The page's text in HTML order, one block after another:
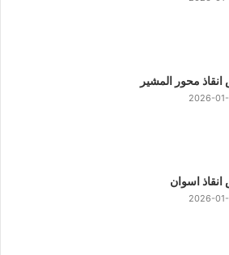
محور المشير
2026-
اسوان
2026-